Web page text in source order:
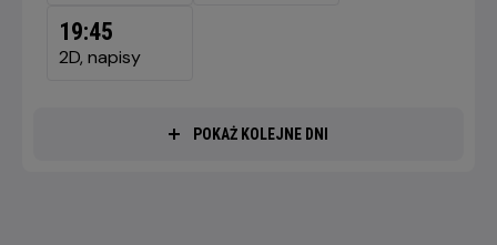
19:45
2D, napisy
POKAŻ KOLEJNE DNI